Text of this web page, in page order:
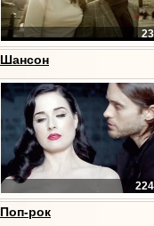
Шансон
224
Поп-рок